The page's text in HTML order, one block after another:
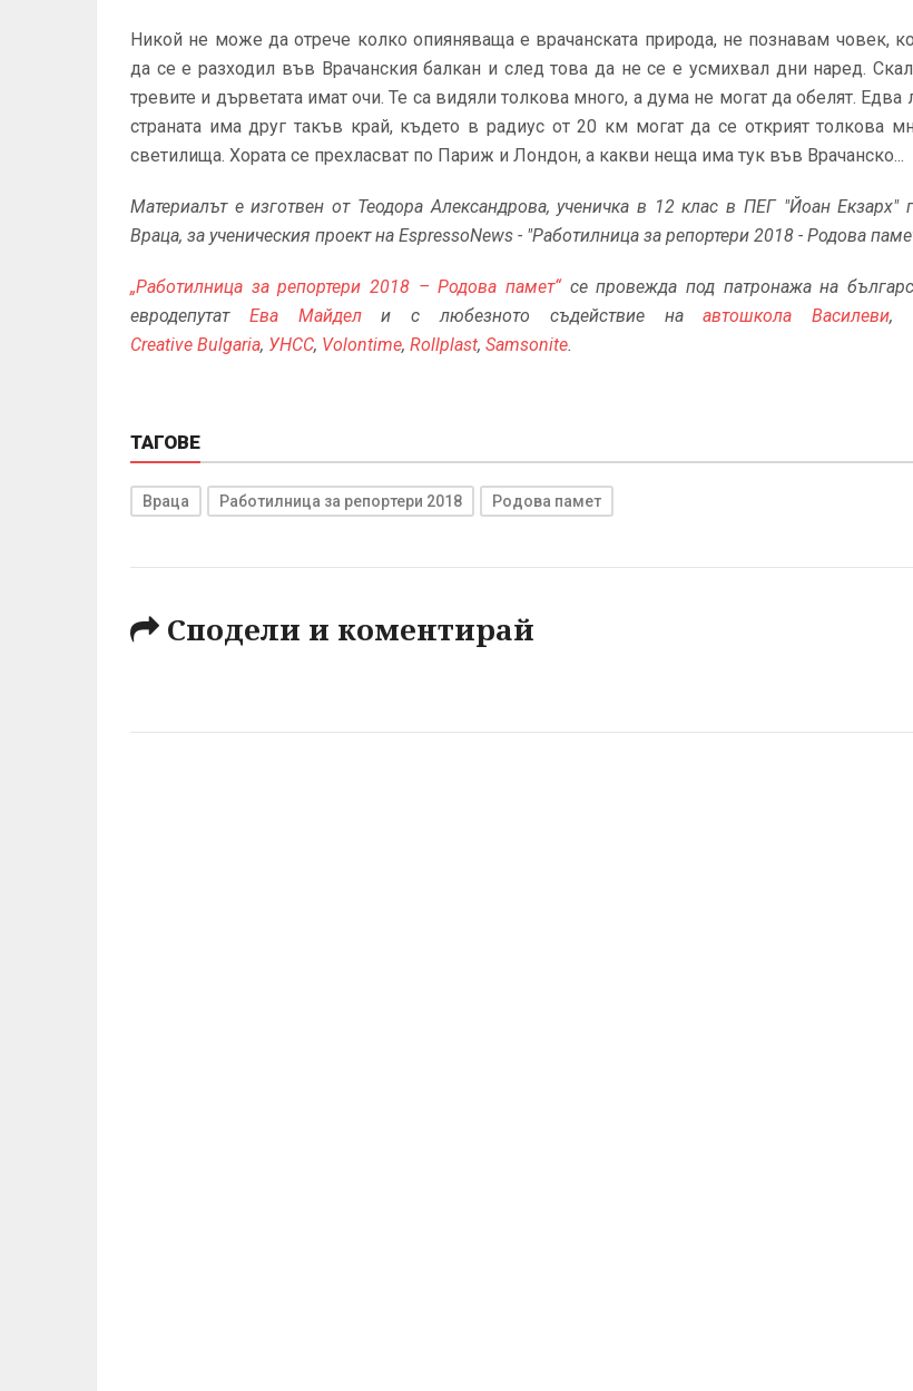
Никой не може да отрече колко опияняваща е врачанската природа, не познавам човек,
да се е разходил във Врачанския балкан и след това да не се е усмихвал дни наред.
тревите и дърветата имат очи. Те са видяли толкова много, а дума не могат да обелят. Едва
страната има друг такъв край, където в радиус от 20 км могат да се открият толкова
светилища. Хората се прехласват по Париж и Лондон, а какви неща има тук във Врачанско...
Материалът е изготвен от Теодора Александрова, ученичка в 12 клас в ПЕГ "Йоан Екзарх"
Враца, за ученическия проект на EspressoNews - "Работилница за репортери 2018 - Родова
„Работилница за репортери 2018 – Родова памет“ се провежда под патронажа на
евродепутатЕва Майдели с любезното съдействие наавтошкола Василеви,
Creative Bulgaria, УНСС, Volontime, Rollplast, Samsonite.
ТАГОВЕ
Враца Работилница за репортери 2018 Родова памет
Сподели и коментирай